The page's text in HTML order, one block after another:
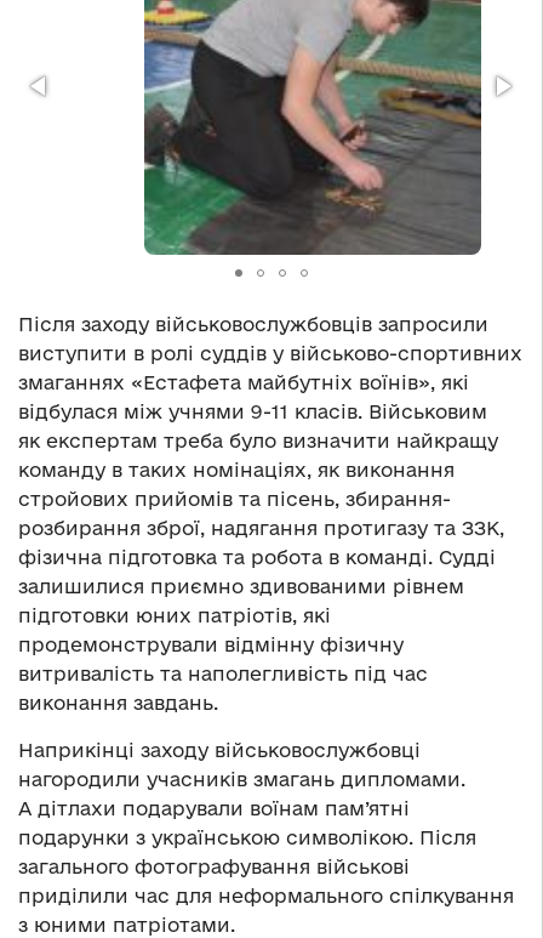
Після заходу військовослужбовців запросили
виступити в ролі суддів у військово-спортивних
змаганнях «Естафета майбутніх воїнів», які
відбулася між учнями 9-11 класів. Військовим
як експертам треба було визначити найкращу
команду в таких номінаціях, як виконання
стройових прийомів та пісень, збирання-
розбирання зброї, надягання протигазу та ЗЗК,
фізична підготовка та робота в команді. Судді
залишилися приємно здивованими рівнем
підготовки юних патріотів, які
продемонстрували відмінну фізичну
витривалість та наполегливість під час
виконання завдань.
Наприкінці заходу військовослужбовці
нагородили учасників змагань дипломами.
А дітлахи подарували воїнам пам’ятні
подарунки з українською символікою. Після
загального фотографування військові
приділили час для неформального спілкування
з юними патріотами.